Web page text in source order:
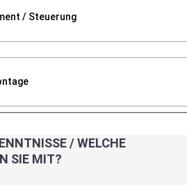
/ Steuerung
/ WELCHE
SIE MIT?